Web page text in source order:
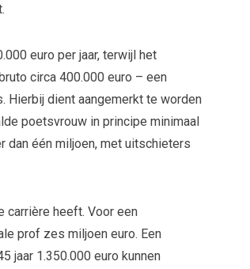
euro per jaar, terwijl het
circa 400.000 euro – een
Hierbij dient aangemerkt te worden
poetsvrouw in principe minimaal
dan één miljoen, met uitschieters
carrière heeft. Voor een
prof zes miljoen euro. Een
jaar 1.350.000 euro kunnen